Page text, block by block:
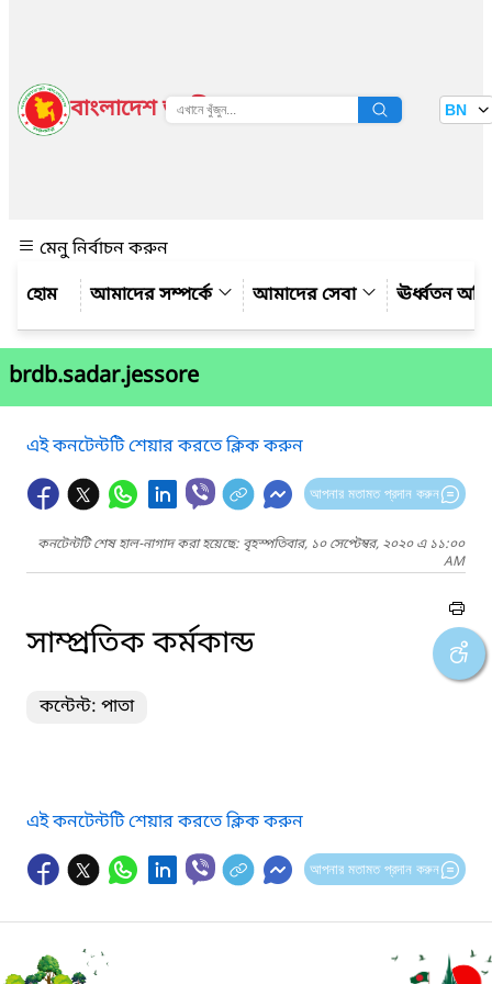
বাংলাদেশ জাতীয় তথ্য বাতায়ন BN
মেনু নির্বাচন করুন
আমাদের সম্পর্কে
আমাদের সেবা ঊর্ধ্বতন
brdb.sadar.jessore
এই কনটেন্টটি শেয়ার করতে ক্লিক করুন
আপনার মতামত প্রদান করুন
কনটেন্টটি শেষ হাল-নাগাদ করা হয়েছে: বৃহস্পতিবার, ১০ সেপ্টেম্বর, ২০২০ এ ১১:০০
AM
সাম্প্রতিক কর্মকান্ড
কন্টেন্ট: পাতা
এই কনটেন্টটি শেয়ার করতে ক্লিক করুন
আপনার মতামত প্রদান করুন